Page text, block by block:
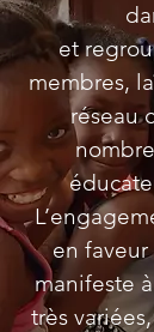
et
membres,
réseau
en faveur
manifeste
très